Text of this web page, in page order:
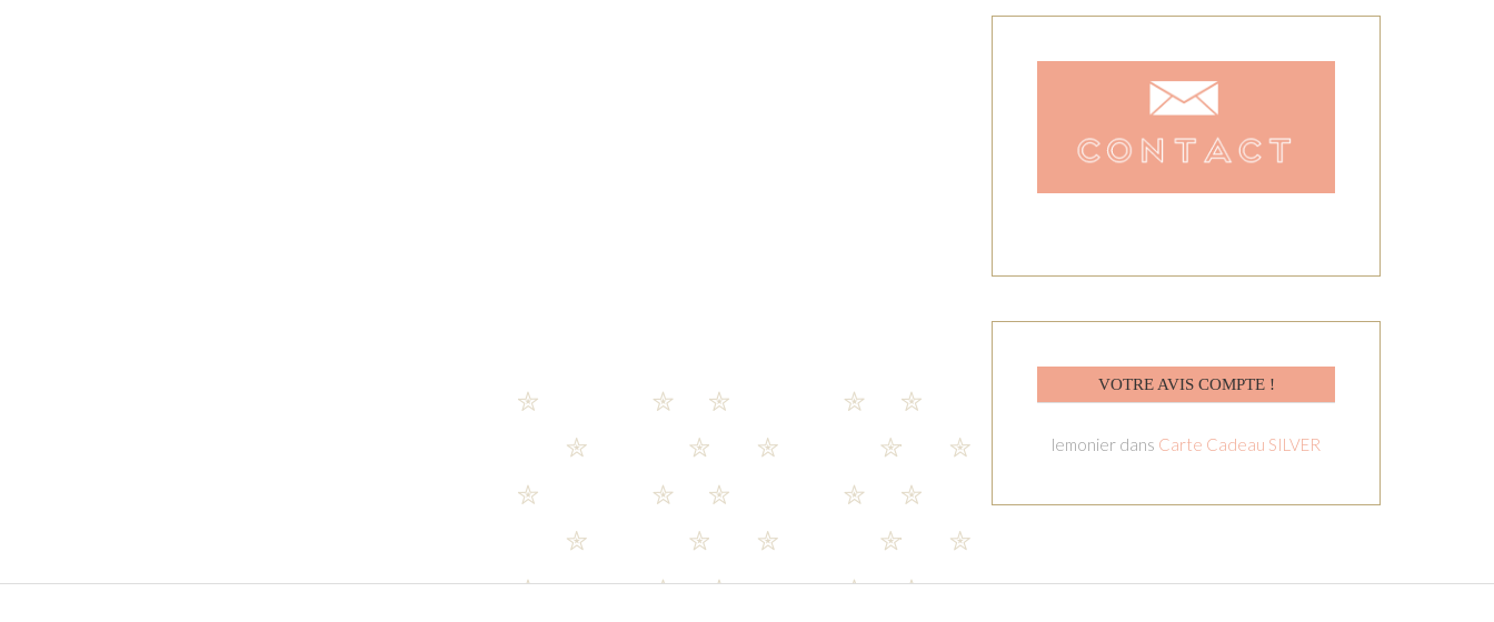
VOTRE AVIS COMPTE !
lemonier dans Carte Cadeau SILVER